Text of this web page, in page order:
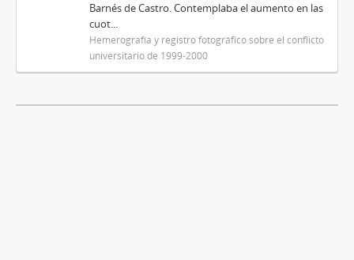
Barnés de Castro. Contemplaba el aumento en las
cuot...
Hemerografía y registro fotográfico sobre el conflicto
universitario de 1999-2000